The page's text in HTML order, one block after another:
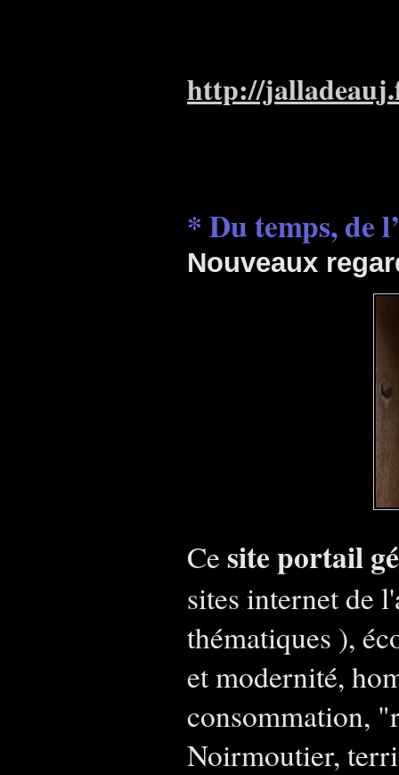
http://
* Du temps, de
Nouveaux
Ce site portail
sites internet de
thématiques ),
et modernité,
consommation,
Noirmoutier,